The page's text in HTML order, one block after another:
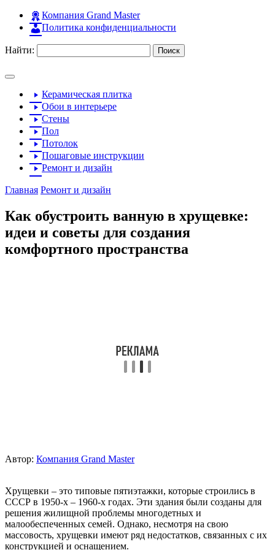
Компания Grand Master
Политика конфиденциальности
Найти:
Керамическая плитка
Обои в интерьере
Стены
Пол
Потолок
Пошаговые инструкции
Ремонт и дизайн
Главная Ремонт и дизайн
Как обустроить ванную в хрущевке:
идеи и советы для создания
комфортного пространства
Автор: Компания Grand Master
Хрущевки – это типовые пятиэтажки, которые строились в
СССР в 1950-х – 1960-х годах. Эти здания были созданы для
решения жилищной проблемы многодетных и
малообеспеченных семей. Однако, несмотря на свою
массовость, хрущевки имеют ряд недостатков, связанных с их
конструкцией и оснащением.